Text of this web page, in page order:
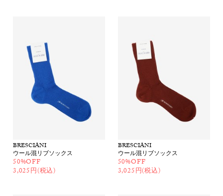
BRESCIANI
ウール混リブソックス
50%OFF
3,025円(税込)
BRESCIANI
ウール混リブソックス
50%OFF
3,025円(税込)